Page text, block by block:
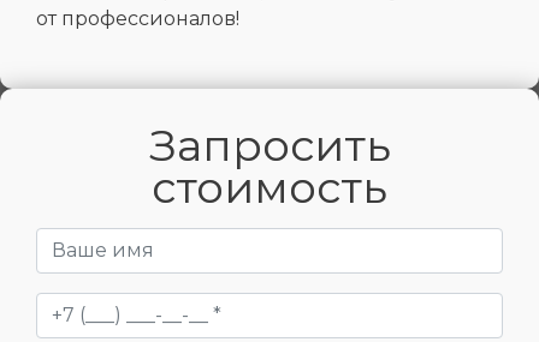
от профессионалов!
Запросить
стоимость